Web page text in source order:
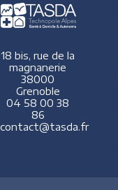
18 bis, rue de la
magnanerie
38000
Grenoble
04 58 00 38
86
contact@tasda.fr